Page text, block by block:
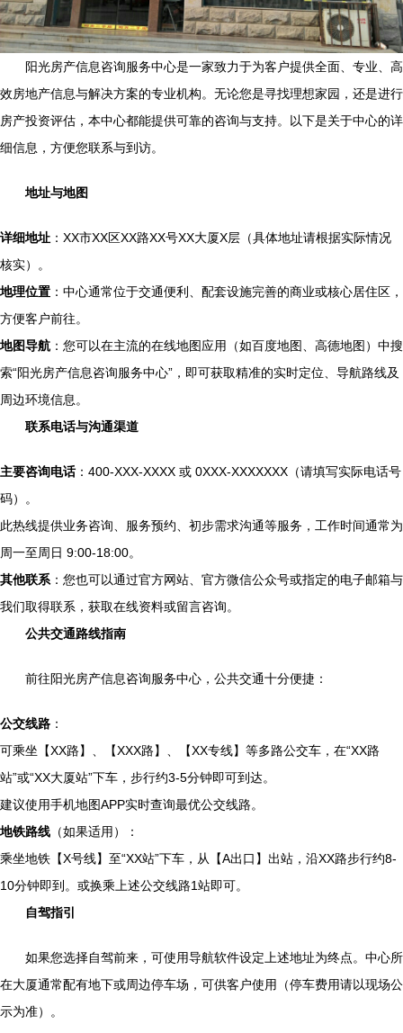
阳光房产信息咨询服务中心是一家致力于为客户提供全面、专业、高
效房地产信息与解决方案的专业机构。无论您是寻找理想家园，还是进行
房产投资评估，本中心都能提供可靠的咨询与支持。以下是关于中心的详
细信息，方便您联系与到访。
地址与地图
详细地址 ：XX市XX区XX路XX号XX大厦X层（具体地址请根据实际情况
核实）。
地理位置 ：中心通常位于交通便利、配套设施完善的商业或核心居住区，
方便客户前往。
地图导航 ：您可以在主流的在线地图应用（如百度地图、高德地图）中搜
索“阳光房产信息咨询服务中心”，即可获取精准的实时定位、导航路线及
周边环境信息。
联系电话与沟通渠道
主要咨询电话：400-XXX-XXXX 或 0XXX-XXXXXXX（请填写实际电话号
码）。
此热线提供业务咨询、服务预约、初步需求沟通等服务，工作时间通常为
周一至周日 9:00-18:00。
其他联系 ：您也可以通过官方网站、官方微信公众号或指定的电子邮箱与
我们取得联系，获取在线资料或留言咨询。
公共交通路线指南
前往阳光房产信息咨询服务中心，公共交通十分便捷：
公交线路 ：
可乘坐【XX路】、【XXX路】、【XX专线】等多路公交车，在“XX路
站”或“XX大厦站”下车，步行约3-5分钟即可到达。
建议使用手机地图APP实时查询最优公交线路。
地铁路线 （如果适用）：
乘坐地铁【X号线】至“XX站”下车，从【A出口】出站，沿XX路步行约8-
10分钟即到。或换乘上述公交线路1站即可。
自驾指引
如果您选择自驾前来，可使用导航软件设定上述地址为终点。中心所
在大厦通常配有地下或周边停车场，可供客户使用（停车费用请以现场公
示为准）。